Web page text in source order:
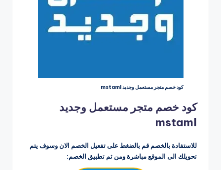
كود خصم متجر مستعمل وجديد mstaml
كود خصم متجر مستعمل وجديد
mstaml
للاستفادة بالخصم قم بالضغط على تفعيل الخصم الان وسوف يتم
تحويلك الى الموقع مباشرة ومن ثم تطبيق الخصم: